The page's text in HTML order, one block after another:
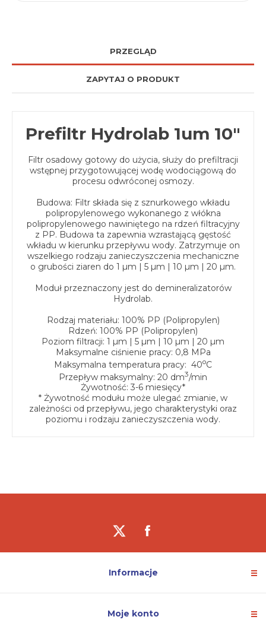
PRZEGLĄD
ZAPYTAJ O PRODUKT
Prefiltr Hydrolab 1um 10"
Filtr osadowy gotowy do użycia, służy do prefiltracji
wstępnej przygotowującej wodę wodociągową do
procesu odwróconej osmozy.
Budowa: Filtr składa się z sznurkowego wkładu
polipropylenowego wykonanego z włókna
polipropylenowego nawiniętego na rdzeń filtracyjny
z PP. Budowa ta zapewnia wzrastającą gęstość
wkładu w kierunku przepływu wody. Zatrzymuje on
wszelkiego rodzaju zanieczyszczenia mechaniczne
o grubości ziaren do 1 µm | 5 µm | 10 µm | 20 µm.
Moduł przeznaczony jest do demineralizatorów
Hydrolab.
Rodzaj materiału: 100% PP (Polipropylen)
Rdzeń: 100% PP (Polipropylen)
Poziom filtracji: 1 µm | 5 µm | 10 µm | 20 µm
Maksymalne ciśnienie pracy: 0,8 MPa
Maksymalna temperatura pracy: 40oC
Przepływ maksymalny: 20 dm3/min
Żywotność: 3-6 miesięcy*
* Żywotność modułu może ulegać zmianie, w
zależności od przepływu, jego charakterystyki oraz
poziomu i rodzaju zanieczyszczenia wody.
Informacje
Moje konto